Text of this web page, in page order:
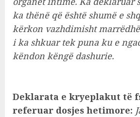
ka thënë që është shumë e
kërkon vazhdimisht
i ka shkuar tek puna ku e
këndon këngë dashurie.
Deklarata e kryeplakut të
referuar dosjes hetimore: